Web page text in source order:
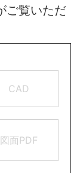
ご覧いただ
CAD
図面PDF